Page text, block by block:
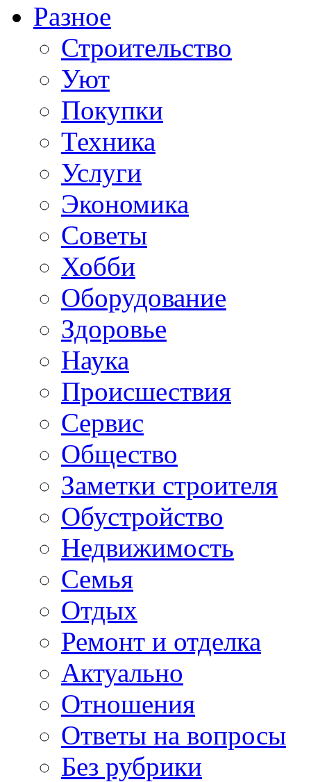
Разное
Строительство
Уют
Покупки
Техника
Услуги
Экономика
Советы
Хобби
Oборудование
Здоровье
Наука
Происшествия
Сервис
Общество
Заметки строителя
Обустройство
Недвижимость
Семья
Отдых
Ремонт и отделка
Актуально
Отношения
Ответы на вопросы
Без рубрики